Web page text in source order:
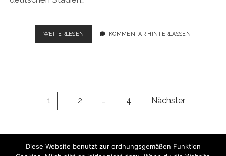
WEITERLESEN BUNDESLIGA
2017/2018,
KOMMENTAR HINTERLASSEN
Seitennummerierung
1 2 … 4 Nächster
Diese Website benutzt zur ordnungsgemäßen Funktion